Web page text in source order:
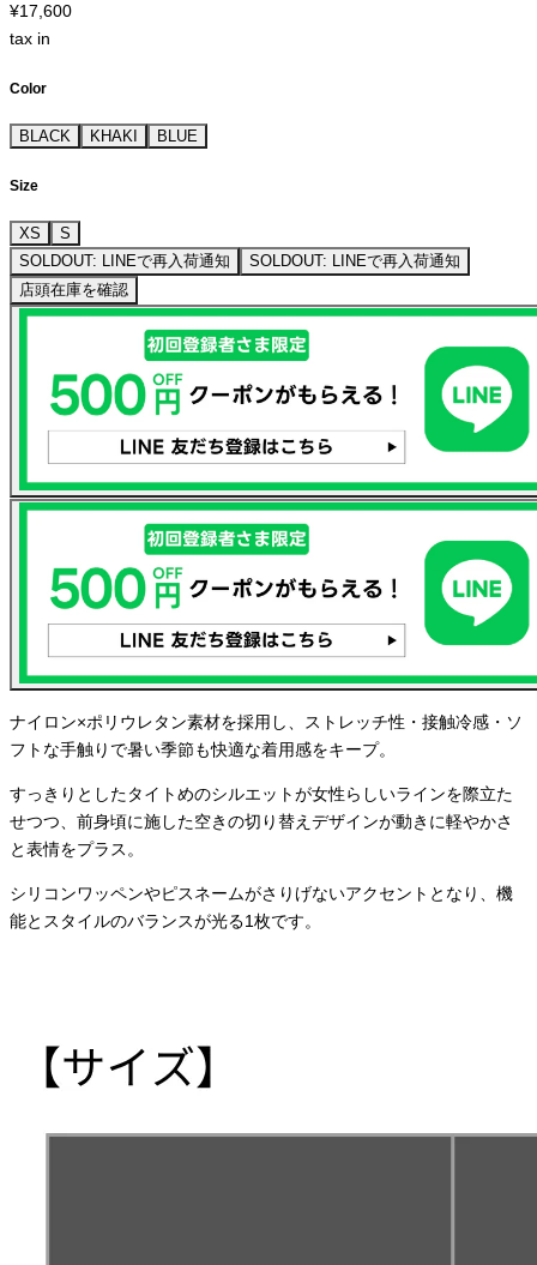
¥17,600
tax in
Color
BLACK KHAKI BLUE
Size
XS
S
SOLDOUT: LINEで再入荷通知
SOLDOUT: LINEで再入荷通知
店頭在庫を確認
ナイロン×ポリウレタン素材を採用し、ストレッチ性・接触冷感・ソ
フトな手触りで暑い季節も快適な着用感をキープ。
すっきりとしたタイトめのシルエットが女性らしいラインを際立た
せつつ、前身頃に施した空きの切り替えデザインが動きに軽やかさ
と表情をプラス。
シリコンワッペンやピスネームがさりげないアクセントとなり、機
能とスタイルのバランスが光る1枚です。